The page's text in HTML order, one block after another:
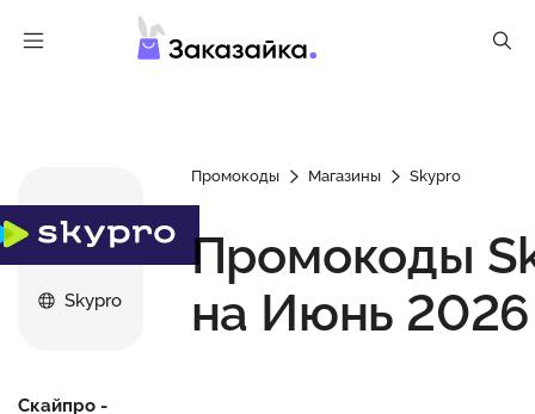
Skypro
Скайпро -
Промокоды Магазины Skypro
Промокоды
на Июнь 2026